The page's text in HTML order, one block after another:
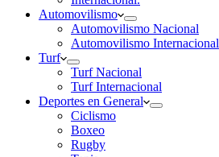
Automovilismo
Automovilismo Nacional
Automovilismo Internacional
Turf
Turf Nacional
Turf Internacional
Deportes en General
Ciclismo
Boxeo
Rugby